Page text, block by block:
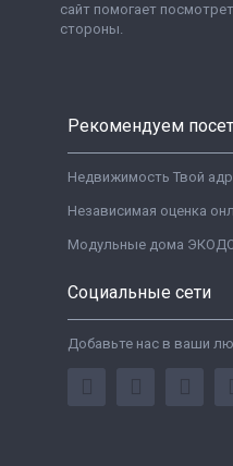
сайт помогает
стороны.
Рекомендуем
Недвижимость Твой
Независимая оценка
Модульные дома
Социальные сети
Добавьте нас в ваши